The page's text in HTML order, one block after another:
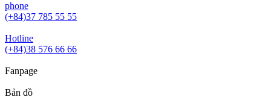
phone
(+84)37 785 55 55
Hotline
(+84)38 576 66 66
Fanpage
Bản đồ